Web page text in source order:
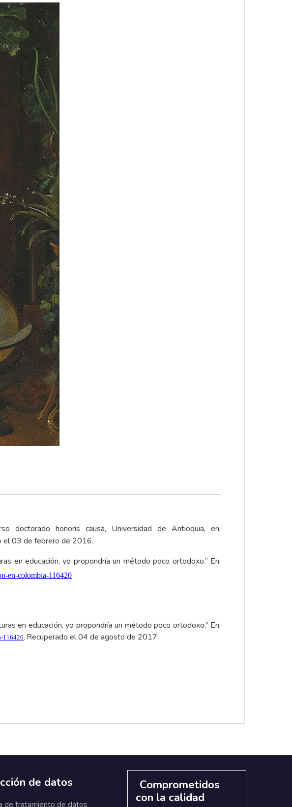
doctorado honoris causa, Universidad de Antioquia, en:
el 03 de febrero de 2016.
en educación, yo propondría un método poco ortodoxo.” En:
en-colombia-116420
en educación, yo propondría un método poco ortodoxo.” En:
116420. Recuperado el 04 de agosto de 2017.
de datos
de tratamiento de datos
Comprometidos
con la calidad